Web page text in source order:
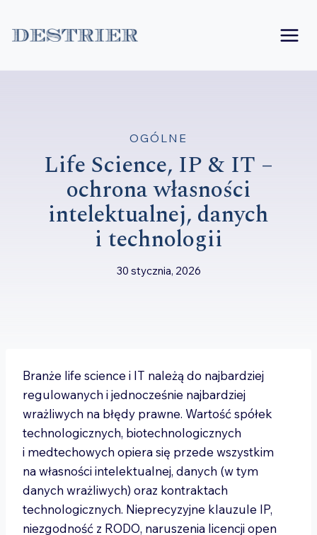
do
OGÓLNE
Life Science, IP & IT –
ochrona własności
intelektualnej, danych
i technologii
30 stycznia, 2026
Branże life science i IT należą do najbardziej
regulowanych i jednocześnie najbardziej
wrażliwych na błędy prawne. Wartość spółek
technologicznych, biotechnologicznych
i medtechowych opiera się przede wszystkim
na własności intelektualnej, danych (w tym
danych wrażliwych) oraz kontraktach
technologicznych. Nieprecyzyjne klauzule IP,
niezgodność z RODO, naruszenia licencji open